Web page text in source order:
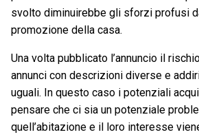
svolto diminuirebbe gli sforzi profusi
promozione della casa.
Una volta pubblicato l’annuncio il
annunci con descrizioni diverse e
uguali. In questo caso i potenziali
pensare che ci sia un potenziale
quell’abitazione e il loro interesse